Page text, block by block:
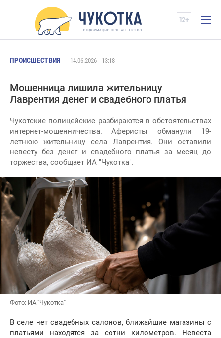
ПРОИСШЕСТВИЯ 14.06.2026 13:18
Мошенница лишила жительницу
Лаврентия денег и свадебного платья
Чукотские полицейские разбираются в обстоятельствах
интернет-мошенничества. Аферисты обманули 19-
летнюю жительницу села Лаврентия. Они оставили
невесту без денег и свадебного платья за месяц до
торжества, сообщает ИА "Чукотка".
Фото: ИА "Чукотка"
В селе нет свадебных салонов, ближайшие магазины с
платьями находятся за сотни километров. Невеста